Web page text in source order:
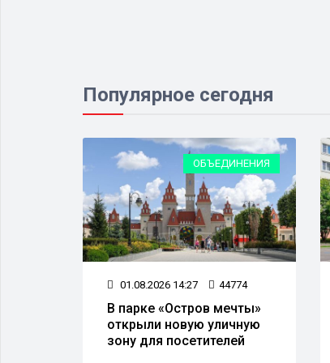
Популярное сегодня
ОБЪЕДИНЕНИЯ
01.08.2026 14:27 44774
В парке «Остров мечты»
открыли новую уличную
зону для посетителей